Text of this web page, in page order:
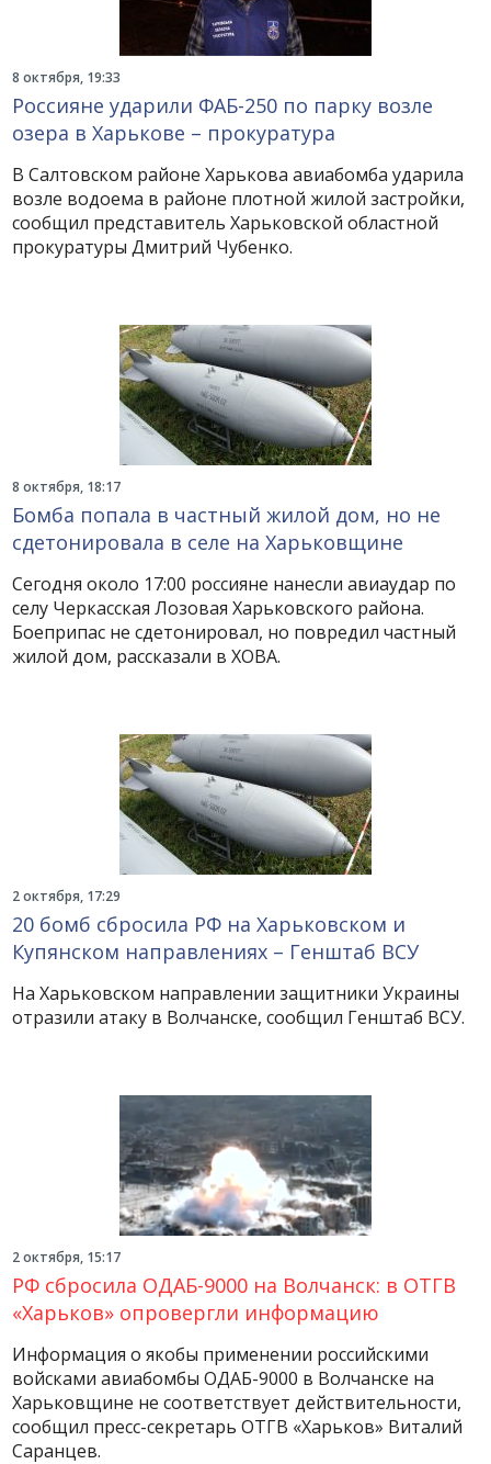
8 октября, 19:33
Россияне ударили ФАБ-250 по парку возле
озера в Харькове – прокуратура
В Салтовском районе Харькова авиабомба ударила
возле водоема в районе плотной жилой застройки,
сообщил представитель Харьковской областной
прокуратуры Дмитрий Чубенко.
8 октября, 18:17
Бомба попала в частный жилой дом, но не
сдетонировала в селе на Харьковщине
Сегодня около 17:00 россияне нанесли авиаудар по
селу Черкасская Лозовая Харьковского района.
Боеприпас не сдетонировал, но повредил частный
жилой дом, рассказали в ХОВА.
2 октября, 17:29
20 бомб сбросила РФ на Харьковском и
Купянском направлениях – Генштаб ВСУ
На Харьковском направлении защитники Украины
отразили атаку в Волчанске, сообщил Генштаб ВСУ.
2 октября, 15:17
РФ сбросила ОДАБ-9000 на Волчанск: в ОТГВ
«Харьков» опровергли информацию
Информация о якобы применении российскими
войсками авиабомбы ОДАБ-9000 в Волчанске на
Харьковщине не соответствует действительности,
сообщил пресс-секретарь ОТГВ «Харьков» Виталий
Саранцев.